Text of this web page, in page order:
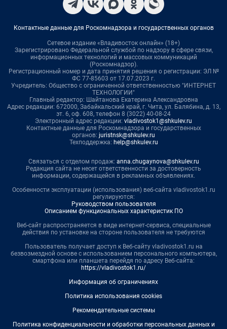
Контактные данные для Роскомнадзора и государственных органов
Сетевое издание «Владивосток онлайн» (18+)
Зарегистрировано Федеральной службой по надзору в сфере связи,
информационных технологий и массовых коммуникаций
(Роскомнадзор).
Регистрационный номер и дата принятия решения о регистрации: ЭЛ №
ФС 77-85603 от 17.07.2023 г.
Учредитель: Общество с ограниченной ответственностью "ИНТЕРНЕТ
ТЕХНОЛОГИИ"
Главный редактор: Шайтанова Екатерина Александровна
Адрес редакции: 672000, Забайкальский край, г. Чита, ул. Балябина, д. 13,
эт. 6, оф. 608, телефон 8 (3022) 40-08-24
Электронный адрес редакции: vladivostok1@shkulev.ru
Контактные данные для Роскомнадзора и государственных
органов: juristnsk@shkulev.ru
Техподдержка: help@shkulev.ru
Связаться с отделом продаж: anna.chugaynova@shkulev.ru
Редакция сайта не несет ответственности за достоверность
информации, содержащейся в рекламных объявлениях.
Особенности эксплуатации (использования) веб-сайта vladivostok1.ru
регулируются:
Руководством пользователя
Описанием функциональных характеристик ПО
Веб-сайт распространяется в виде интернет-сервиса, специальные
действия по установке на стороне пользователя не требуются
Пользователь получает доступ к Веб-сайту vladivostok1.ru на
безвозмездной основе с использованием персонального компьютера,
смартфона или планшета перейдя по адресу Веб-сайта:
https://vladivostok1.ru/
Информация об ограничениях
Политика использования cookies
Рекомендательные системы
Политика конфиденциальности и обработки персональных данных и